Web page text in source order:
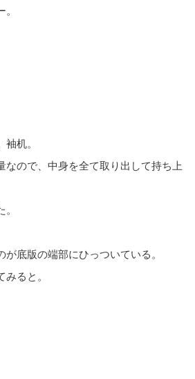
机。
なので、中身を全て取り出して持ち上
底版の端部にひっついている。
ると。